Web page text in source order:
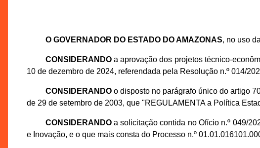
O GOVERNADOR DO ESTADO DO AMAZONAS, no uso
CONSIDERANDOa aprovação dos projetos técnico-
10 de dezembro de 2024, referendada pela Resolução n.º 014/
CONSIDERANDOo disposto no parágrafo único do artigo
de 29 de setembro de 2003, que "REGULAMENTA a Política
CONSIDERANDOa solicitação contida no Ofício n.º 049/
e Inovação, e o que mais consta do Processo n.º